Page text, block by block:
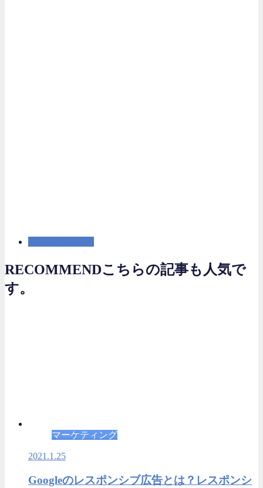
RECOMMENDこちらの記事も人気で
す。
マーケティング
2021.1.25
Googleのレスポンシブ広告とは？レスポンシ